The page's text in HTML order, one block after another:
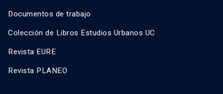
Documentos de trabajo
Colección de Libros Estudios Urbanos UC
Revista EURE
Revista PLANEO